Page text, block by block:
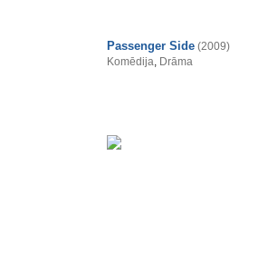
Passenger Side (2009)
Komēdija, Drāma